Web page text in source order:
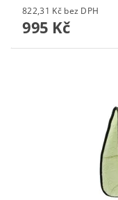
822,31 Kč bez DPH
995 Kč